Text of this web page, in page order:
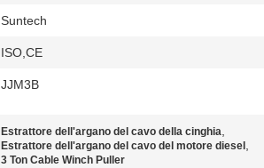
Suntech
ISO,CE
JJM3B
Estrattore dell'argano del cavo della cinghia,
Estrattore dell'argano del cavo del motore diesel ,
3 Ton Cable Winch Puller